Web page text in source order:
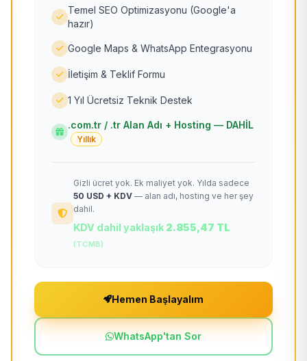
Temel SEO Optimizasyonu (Google'a
hazır)
Google Maps & WhatsApp Entegrasyonu
İletişim & Teklif Formu
1 Yıl Ücretsiz Teknik Destek
.com.tr / .tr Alan Adı + Hosting — DAHİL
Yıllık
Gizli ücret yok. Ek maliyet yok. Yılda sadece
50 USD + KDV — alan adı, hosting ve her şey
dahil.
KDV dahil yaklaşık 2.855,47 TL
(TCMB)
Hemen Başlayalım
WhatsApp'tan Sor